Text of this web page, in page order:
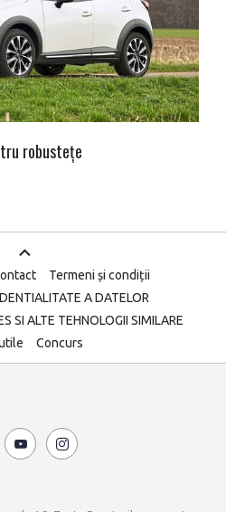
robustețe
Termeni și condiții
A DATELOR
SI ALTE TEHNOLOGII SIMILARE
Concurs